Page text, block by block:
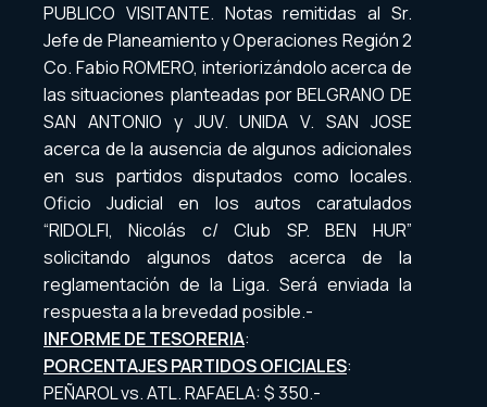
PUBLICO VISITANTE. Notas remitidas al Sr.
Jefe de Planeamiento y Operaciones Región 2
Co. Fabio ROMERO, interiorizándolo acerca de
las situaciones planteadas por BELGRANO DE
SAN ANTONIO y JUV. UNIDA V. SAN JOSE
acerca de la ausencia de algunos adicionales
en sus partidos disputados como locales.
Oficio Judicial en los autos caratulados
“RIDOLFI, Nicolás c/ Club SP. BEN HUR”
solicitando algunos datos acerca de la
reglamentación de la Liga. Será enviada la
respuesta a la brevedad posible.-
INFORME DE TESORERIA:
PORCENTAJES PARTIDOS OFICIALES:
PEÑAROL vs. ATL. RAFAELA: $ 350.-